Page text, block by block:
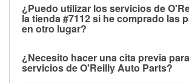
las pruebas de batería, pruebas de
motor de arranque, revisión de la luz
con O'Reilly VeriScan® e instalación de
limpiaparabrisas o bombillas, están
todas las tiendas O'Reilly Auto Parts.
¿Puedo utilizar los servicios de
la tienda #7112 si he comprado las
en otro lugar?
de O'Reilly Auto Parts que estén
tienda #7112 de North Branch, MI
¿Necesito hacer una cita previa
servicios de O'Reilly Auto Parts?